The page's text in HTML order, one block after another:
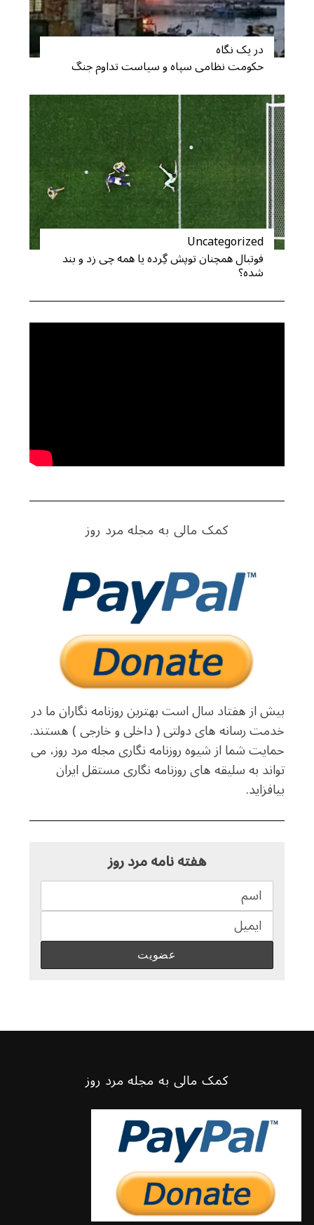
در یک نگاه
حکومت نظامی سپاه و سیاست تداوم جنگ
Uncategorized
فوتبال همچنان توپش گِرده یا همه چی زد و بند
شده؟
کمک مالی به مجله مرد روز
بیش از هفتاد سال است بهترین روزنامه نگاران ما در
خدمت رسانه های دولتی ( داخلی و خارجی ) هستند.
حمایت شما از شیوه روزنامه نگاری مجله مرد روز، می
تواند به سلیقه های روزنامه نگاری مستقل ایران
بیافزاید.
هفته نامه مرد روز
کمک مالی به مجله مرد روز